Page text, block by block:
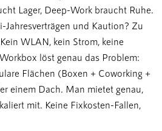
Lager, Deep-Work braucht Ruhe.
Jahresverträgen und Kaution? Zu
WLAN, kein Strom, keine
löst genau das Problem:
Flächen (Boxen + Coworking +
einem Dach. Man mietet genau,
mit. Keine Fixkosten-Fallen,